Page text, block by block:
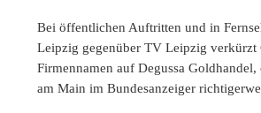
Bei öffentlichen Auftritten und in
Leipzig gegenüber TV Leipzig verkürzt
Firmennamen auf Degussa
am Main im Bundesanzeiger